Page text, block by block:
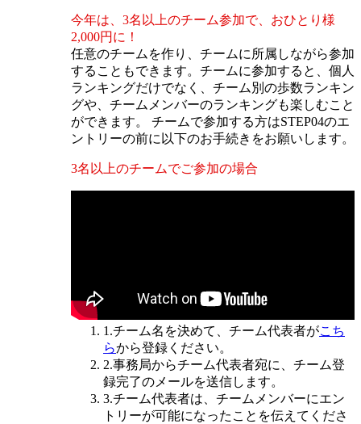
今年は、3名以上のチーム参加で、おひとり様
2,000円に！
任意のチームを作り、チームに所属しながら参加
することもできます。チームに参加すると、個人
ランキングだけでなく、チーム別の歩数ランキン
グや、チームメンバーのランキングも楽しむこと
ができます。 チームで参加する方はSTEP04のエ
ントリーの前に 以下のお手続きをお願いします。
3名以上のチームでご参加の場合
1.チーム名を決めて、チーム代表者がこち
らから登録ください。
2.事務局からチーム代表者宛に、チーム登
録完了のメールを送信します。
3.チーム代表者は、チームメンバーにエン
トリーが可能になったことを伝えてくださ